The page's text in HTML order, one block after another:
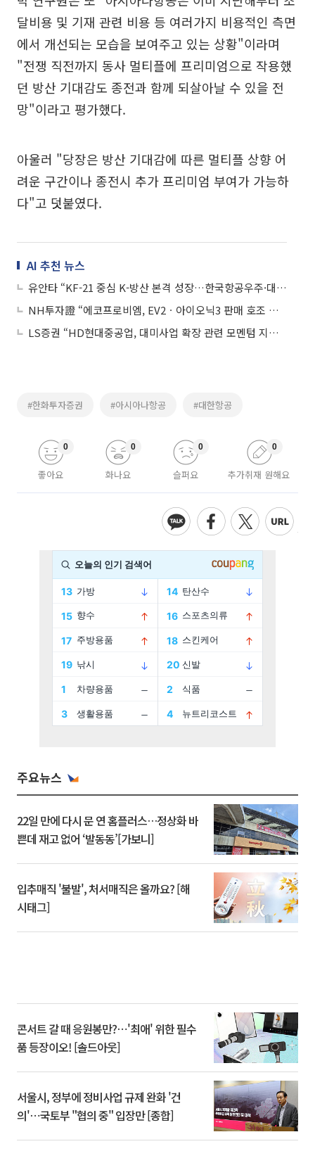
달비용 및 기재 관련 비용 등 여러가지 비용적인 측면
에서 개선되는 모습을 보여주고 있는 상황"이라며
"전쟁 직전까지 동사 멀티플에 프리미엄으로 작용했
던 방산 기대감도 종전과 함께 되살아날 수 있을 전
망"이라고 평가했다.
아울러 "당장은 방산 기대감에 따른 멀티플 상향 어
려운 구간이나 종전시 추가 프리미엄 부여가 가능하
다"고 덧붙였다.
AI 추천 뉴스
유안타 “KF-21 중심 K-방산 본격 성장…한국항공우주·대한항공 최선호주”
NH투자證 “에코프로비엠, EV2ㆍ아이오닉3 판매 호조 수혜 예상⋯하반기 모멘텀 기대”
LS증권 “HD현대중공업, 대미사업 확장 관련 모멘텀 지속⋯조선업종 톱픽”
#한화투자증권 #아시아나항공 #대한항공
좋아요
0
화나요
0
슬퍼요
0
추가취재 원해요
0
주요뉴스
22일 만에 다시 문 연 홈플러스…정상화 바
쁜데 재고 없어 ‘발동동’[가보니]
입추매직 '불발', 처서매직은 올까요? [해
시태그]
콘서트 갈 때 응원봉만?⋯'최애' 위한 필수
품 등장이오! [솔드아웃]
서울시, 정부에 정비사업 규제 완화 '건
의'⋯국토부 "협의 중" 입장만 [종합]